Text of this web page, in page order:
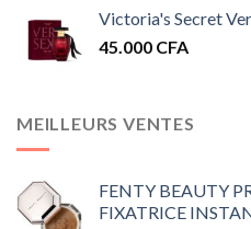
Victoria's Secret
45.000 CFA
MEILLEURS VENTES
FENTY BEAUTY
FIXATRICE